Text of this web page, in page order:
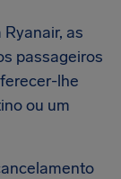
as
passageiros
lhe
ou um